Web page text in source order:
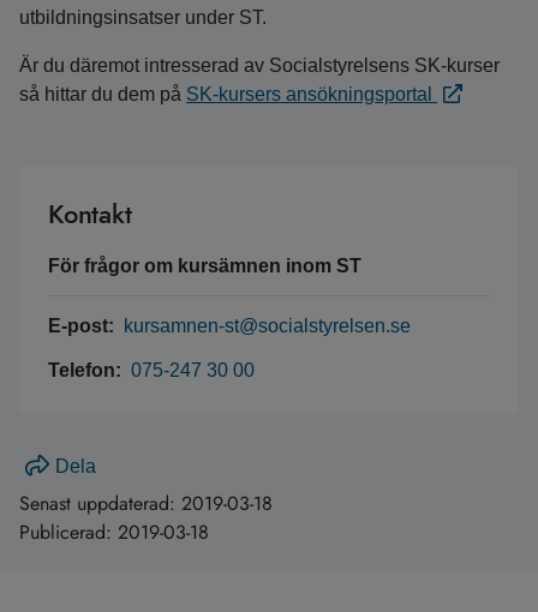
utbildningsinsatser under ST.
Är du däremot intresserad av Socialstyrelsens SK-kurser
så hittar du dem på SK-kursers ansökningsportal
Kontakt
För frågor om kursämnen inom ST
E-post: kursamnen-st@socialstyrelsen.se
Telefon: 075-247 30 00
Dela
Senast uppdaterad: 2019-03-18
Publicerad: 2019-03-18